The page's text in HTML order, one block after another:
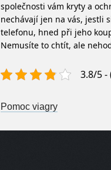
společnosti vám kryty a
nechávají jen na vás, jestli
telefonu, hned při jeho
Nemusíte to chtít, ale
3.8/5 -
Post
←
Pomoc viagry